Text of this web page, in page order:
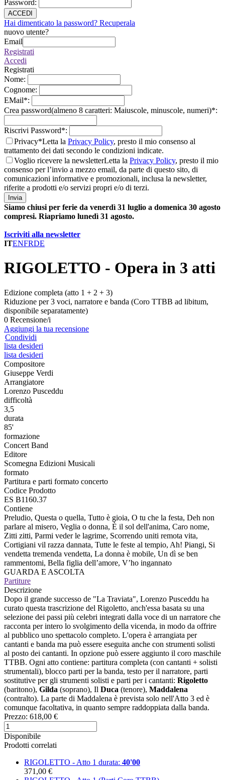
Password:
ACCEDI
Hai dimenticato la password? Recuperala
nuovo utente?
Email
Registrati
Accedi
Registrati
Nome:
Cognome:
EMail*:
Crea password(almeno 8 caratteri: Maiuscole, minuscole, numeri)*:
Riscrivi Password*:
Privacy*Letta la Privacy Policy, presto il mio consenso al
trattamento dei dati secondo le condizioni indicate.
Voglio ricevere la newsletterLetta la Privacy Policy, presto il mio
consenso per l’invio a mezzo email, da parte di questo sito, di
comunicazioni informative e promozionali, inclusa la newsletter,
riferite a prodotti e/o servizi propri e/o di terzi.
Invia
Siamo chiusi per ferie da venerdì 31 luglio a domenica 30 agosto
compresi. Riapriamo lunedì 31 agosto.
Iscriviti alla newsletter
ITENFRDE
RIGOLETTO - Opera in 3 atti
Edizione completa (atto 1 + 2 + 3)
Riduzione per 3 voci, narratore e banda (Coro TTBB ad libitum,
disponibile separatamente)
0 Recensione/i
Aggiungi la tua recensione
Condividi
lista desideri
lista desideri
Compositore
Giuseppe Verdi
Arrangiatore
Lorenzo Pusceddu
difficoltà
3,5
durata
85'
formazione
Concert Band
Editore
Scomegna Edizioni Musicali
formato
Partitura e parti formato concerto
Codice Prodotto
ES B1160.37
Contiene
Preludio, Questa o quella, Tutto è gioia, O tu che la festa, Deh non
parlare al misero, Veglia o donna, È il sol dell'anima, Caro nome,
Zitti zitti, Parmi veder le lagrime, Scorrendo uniti remota vita,
Cortigiani vil razza dannata, Tutte le feste al tempio, Ah! Piangi, Si
vendetta tremenda vendetta, La donna è mobile, Un dì se ben
rammentomi, Bella figlia dell’amore, V’ho ingannato
GUARDA E ASCOLTA
Partiture
Descrizione
Dopo il grande successo de "La Traviata", Lorenzo Pusceddu ha
curato questa trascrizione del Rigoletto, anch'essa basata su una
selezione dei passi più celebri integrati dalla voce di un narratore che
racconta per intero lo svolgimento della vicenda, in modo da offrire
al pubblico uno spettacolo completo. L'opera è arrangiata per
cantanti e banda ma può essere eseguita anche con strumenti solisti
al posto dei cantanti. In opzione può essere aggiunto il coro maschile
TTBB. Ogni atto contiene: partitura completa (con cantanti + solisti
strumentali), blocco parti per la banda, testo per il narratore, parti
sostitutive per gli strumenti solisti e parti per i cantanti: Rigoletto
(baritono), Gilda (soprano), Il Duca (tenore), Maddalena
(contralto). La parte di Maddalena è prevista solo nell'Atto 3 ed è
comunque facoltativa, in quanto sempre raddoppiata dalla banda.
Prezzo: 618,00 €
Disponibile
Prodotti correlati
RIGOLETTO - Atto 1 durata: 40'00
371,00 €